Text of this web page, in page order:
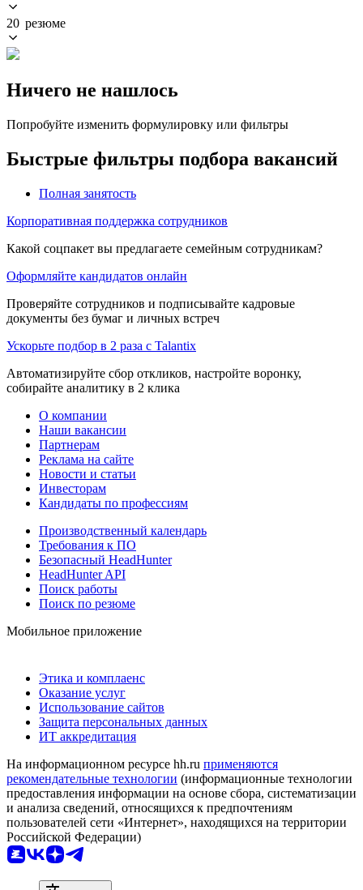
20 резюме
Ничего не нашлось
Попробуйте изменить формулировку или фильтры
Быстрые фильтры подбора вакансий
Полная занятость
Корпоративная поддержка сотрудников
Какой соцпакет вы предлагаете семейным сотрудникам?
Оформляйте кандидатов онлайн
Проверяйте сотрудников и подписывайте кадровые
документы без бумаг и личных встреч
Ускорьте подбор в 2 раза с Talantix
Автоматизируйте сбор откликов, настройте воронку,
собирайте аналитику в 2 клика
О компании
Наши вакансии
Партнерам
Реклама на сайте
Новости и статьи
Инвесторам
Кандидаты по профессиям
Производственный календарь
Требования к ПО
Безопасный HeadHunter
HeadHunter API
Поиск работы
Поиск по резюме
Мобильное приложение
Этика и комплаенс
Оказание услуг
Использование сайтов
Защита персональных данных
ИТ аккредитация
На информационном ресурсе hh.ru применяются
рекомендательные технологии (информационные технологии
предоставления информации на основе сбора, систематизации
и анализа сведений, относящихся к предпочтениям
пользователей сети «Интернет», находящихся на территории
Российской Федерации)